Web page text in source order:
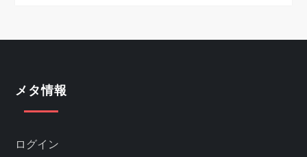
メタ情報
ログイン